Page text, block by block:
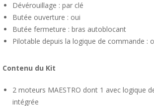
Dévérouillage : par clé
Butée ouverture : oui
Butée fermeture : bras autoblocant
Pilotable depuis la logique de commande :
Contenu du Kit
2 moteurs MAESTRO dont 1 avec logique
intégrée